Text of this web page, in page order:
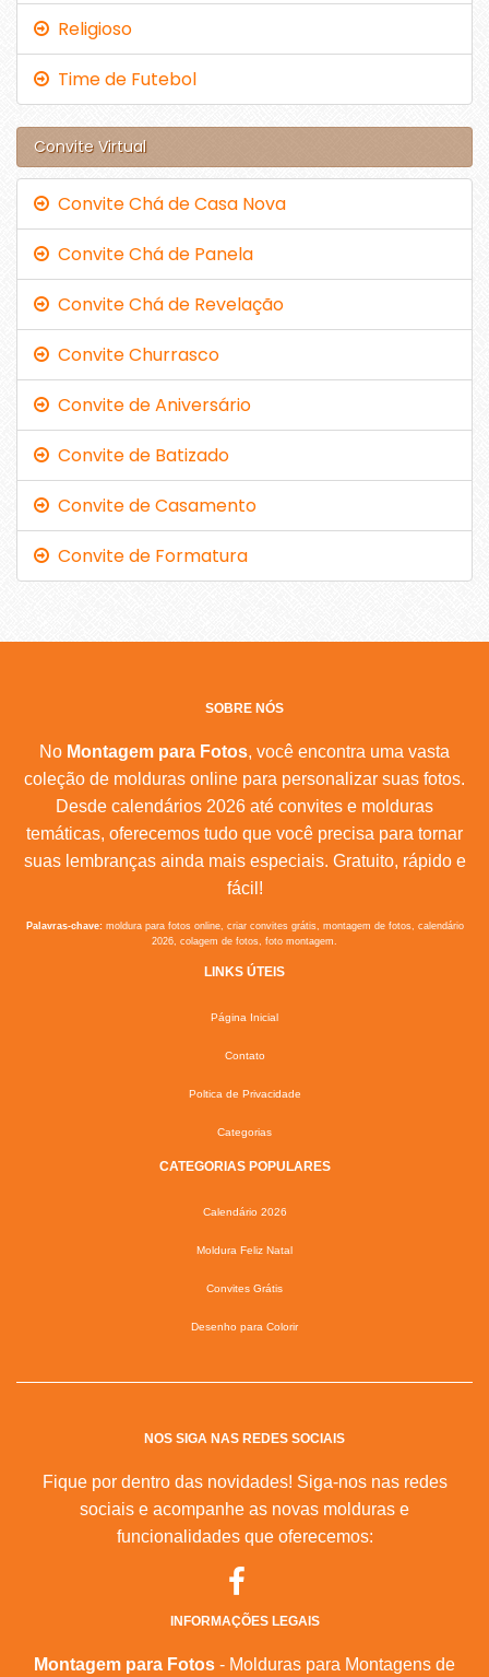
Religioso
Time de Futebol
Convite Virtual
Convite Chá de Casa Nova
Convite Chá de Panela
Convite Chá de Revelação
Convite Churrasco
Convite de Aniversário
Convite de Batizado
Convite de Casamento
Convite de Formatura
SOBRE NÓS
No Montagem para Fotos, você encontra uma vasta
coleção de molduras online para personalizar suas fotos.
Desde calendários 2026 até convites e molduras
temáticas, oferecemos tudo que você precisa para tornar
suas lembranças ainda mais especiais. Gratuito, rápido e
fácil!
Palavras-chave:moldura para fotos online, criar convites grátis, montagem de fotos, calendário
2026, colagem de fotos, foto montagem.
LINKS ÚTEIS
Página Inicial
Contato
Poltica de Privacidade
Categorias
CATEGORIAS POPULARES
Calendário 2026
Moldura Feliz Natal
Convites Grátis
Desenho para Colorir
NOS SIGA NAS REDES SOCIAIS
Fique por dentro das novidades! Siga-nos nas redes
sociais e acompanhe as novas molduras e
funcionalidades que oferecemos:
INFORMAÇÕES LEGAIS
Montagem para Fotos - Molduras para Montagens de